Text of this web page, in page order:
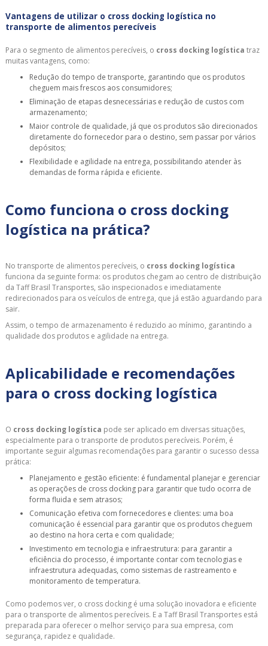
Vantagens de utilizar o cross docking logística no
transporte de alimentos perecíveis
Para o segmento de alimentos perecíveis, o cross docking logística traz
muitas vantagens, como:
Redução do tempo de transporte, garantindo que os produtos
cheguem mais frescos aos consumidores;
Eliminação de etapas desnecessárias e redução de custos com
armazenamento;
Maior controle de qualidade, já que os produtos são direcionados
diretamente do fornecedor para o destino, sem passar por vários
depósitos;
Flexibilidade e agilidade na entrega, possibilitando atender às
demandas de forma rápida e eficiente.
Como funciona o cross docking
logística na prática?
No transporte de alimentos perecíveis, o cross docking logística
funciona da seguinte forma: os produtos chegam ao centro de distribuição
da Taff Brasil Transportes, são inspecionados e imediatamente
redirecionados para os veículos de entrega, que já estão aguardando para
sair.
Assim, o tempo de armazenamento é reduzido ao mínimo, garantindo a
qualidade dos produtos e agilidade na entrega.
Aplicabilidade e recomendações
para o cross docking logística
O cross docking logística pode ser aplicado em diversas situações,
especialmente para o transporte de produtos perecíveis. Porém, é
importante seguir algumas recomendações para garantir o sucesso dessa
prática:
Planejamento e gestão eficiente: é fundamental planejar e gerenciar
as operações de cross docking para garantir que tudo ocorra de
forma fluida e sem atrasos;
Comunicação efetiva com fornecedores e clientes: uma boa
comunicação é essencial para garantir que os produtos cheguem
ao destino na hora certa e com qualidade;
Investimento em tecnologia e infraestrutura: para garantir a
eficiência do processo, é importante contar com tecnologias e
infraestrutura adequadas, como sistemas de rastreamento e
monitoramento de temperatura.
Como podemos ver, o cross docking é uma solução inovadora e eficiente
para o transporte de alimentos perecíveis. E a Taff Brasil Transportes está
preparada para oferecer o melhor serviço para sua empresa, com
segurança, rapidez e qualidade.